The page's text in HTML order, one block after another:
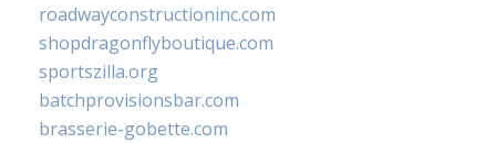
roadwayconstructioninc.com
shopdragonflyboutique.com
sportszilla.org
batchprovisionsbar.com
brasserie-gobette.com